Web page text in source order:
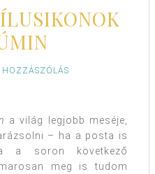
a világ legjobb meséje,
– ha a posta is
a soron következő
meg is tudom